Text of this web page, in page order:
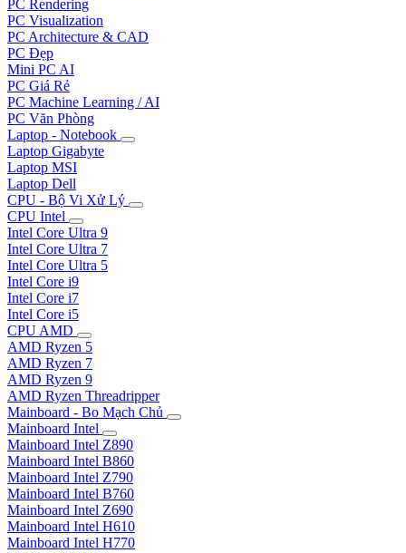
PC Rendering
PC Visualization
PC Architecture & CAD
PC Đẹp
Mini PC AI
PC Giá Rẻ
PC Machine Learning / AI
PC Văn Phòng
Laptop - Notebook
Laptop Gigabyte
Laptop MSI
Laptop Dell
CPU - Bộ Vi Xử Lý
CPU Intel
Intel Core Ultra 9
Intel Core Ultra 7
Intel Core Ultra 5
Intel Core i9
Intel Core i7
Intel Core i5
CPU AMD
AMD Ryzen 5
AMD Ryzen 7
AMD Ryzen 9
AMD Ryzen Threadripper
Mainboard - Bo Mạch Chủ
Mainboard Intel
Mainboard Intel Z890
Mainboard Intel B860
Mainboard Intel Z790
Mainboard Intel B760
Mainboard Intel Z690
Mainboard Intel H610
Mainboard Intel H770